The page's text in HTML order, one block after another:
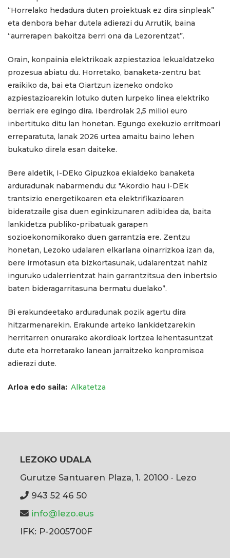
“Horrelako hedadura duten proiektuak ez dira sinpleak”
eta denbora behar dutela adierazi du Arrutik, baina
“aurrerapen bakoitza berri ona da Lezorentzat”.
Orain, konpainia elektrikoak azpiestazioa lekualdatzeko
prozesua abiatu du. Horretako, banaketa-zentru bat
eraikiko da, bai eta Oiartzun izeneko ondoko
azpiestazioarekin lotuko duten lurpeko linea elektriko
berriak ere egingo dira. Iberdrolak 2,5 milioi euro
inbertituko ditu lan honetan. Egungo exekuzio erritmoari
erreparatuta, lanak 2026 urtea amaitu baino lehen
bukatuko direla esan daiteke.
Bere aldetik, I-DEko Gipuzkoa ekialdeko banaketa
arduradunak nabarmendu du: "Akordio hau i-DEk
trantsizio energetikoaren eta elektrifikazioaren
bideratzaile gisa duen eginkizunaren adibidea da, baita
lankidetza publiko-pribatuak garapen
sozioekonomikorako duen garrantzia ere. Zentzu
honetan, Lezoko udalaren elkarlana oinarrizkoa izan da,
bere irmotasun eta bizkortasunak, udalarentzat nahiz
inguruko udalerrientzat hain garrantzitsua den inbertsio
baten bideragarritasuna bermatu duelako”.
Bi erakundeetako arduradunak pozik agertu dira
hitzarmenarekin. Erakunde arteko lankidetzarekin
herritarren onurarako akordioak lortzea lehentasuntzat
dute eta horretarako lanean jarraitzeko konpromisoa
adierazi dute.
Arloa edo saila Alkatetza
LEZOKO UDALA
Gurutze Santuaren Plaza, 1. 20100 · Lezo
943 52 46 50
info@lezo.eus
IFK: P-2005700F